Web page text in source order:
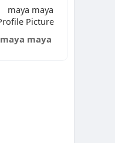
maya maya